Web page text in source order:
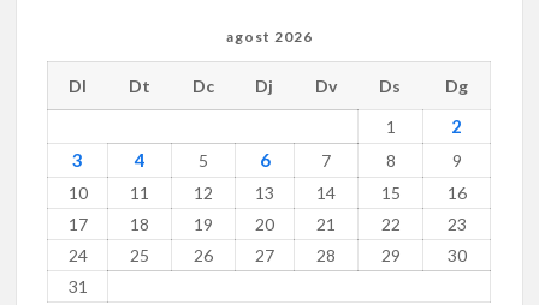
agost 2026
Dl Dt Dc Dj Dv Ds
Dg
1
2
3
4 5 6 7 8
9
10
11 12 13 14 15
16
17
18 19 20 21 22
23
24
25 26 27 28 29
30
31